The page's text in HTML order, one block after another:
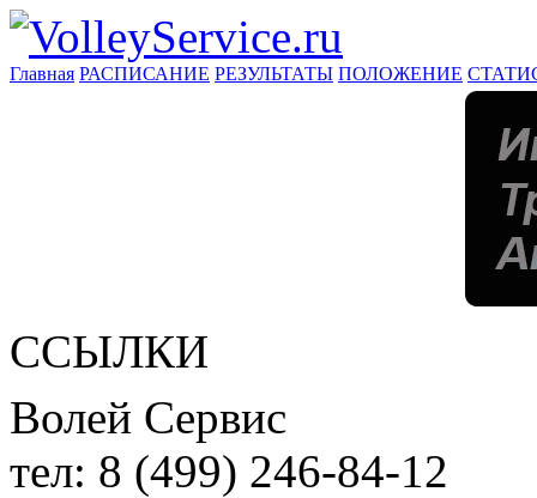
Главная РАСПИСАНИЕ РЕЗУЛЬТАТЫ ПОЛОЖЕНИЕ
ССЫЛКИ
Волей Сервис
тел: 8 (499) 246-84-12